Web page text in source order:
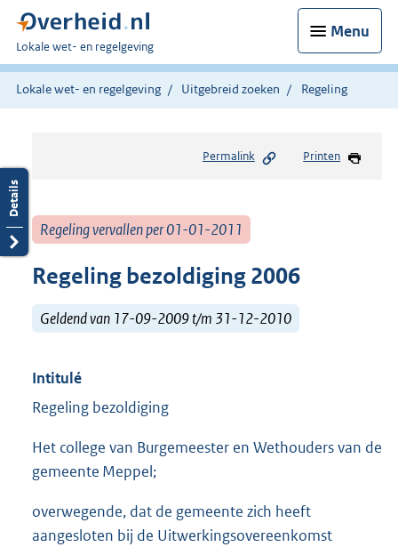
Menu
U
bent
hier:
Lokale wet- en regelgeving
Lokale wet- en regelgeving Uitgebreid zoeken Regeling
Permalink Printen
Regeling vervallen per 01-01-2011
Regeling bezoldiging 2006
Geldend van 17-09-2009 t/m 31-12-2010
Intitulé
Regeling bezoldiging
Het college van Burgemeester en Wethouders van de
gemeente Meppel;
overwegende, dat de gemeente zich heeft
aangesloten bij de Uitwerkingsovereenkomst